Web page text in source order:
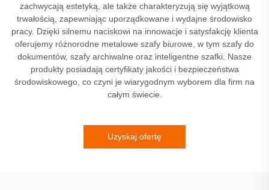
zachwycają estetyką, ale także charakteryzują się wyjątkową
trwałością, zapewniając uporządkowane i wydajne środowisko
pracy. Dzięki silnemu naciskowi na innowacje i satysfakcję klienta
oferujemy różnorodne metalowe szafy biurowe, w tym szafy do
dokumentów, szafy archiwalne oraz inteligentne szafki. Nasze
produkty posiadają certyfikaty jakości i bezpieczeństwa
środowiskowego, co czyni je wiarygodnym wyborem dla firm na
całym świecie.
Uzyskaj ofertę